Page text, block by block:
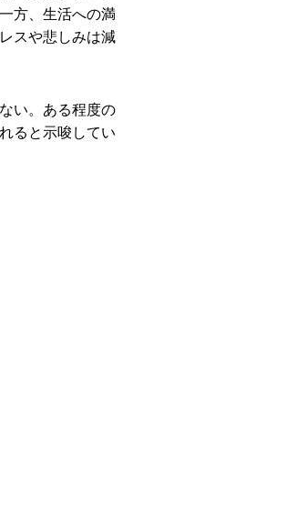
方、生活への満
スや悲しみは減
い。ある程度の
ると示唆してい